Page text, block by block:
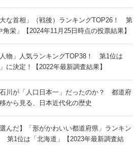
大な首相」（戦後）ランキングTOP26！ 第
角栄」【2024年11月25日時点の投票結果】
人物」人気ランキングTOP38！ 第1位は
に決定！【2022年最新調査結果】
川が「人口日本一」だったのか？ 都道府
から見る、日本近代化の歴史
選んだ】「形がかわいい都道府県」ランキン
第1位は「北海道」【2023年最新調査結